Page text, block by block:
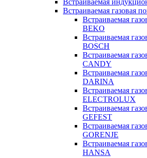
Встраиваемая
Встраиваемая газовая
Встраиваемая
BEKO
Встраиваемая
BOSCH
Встраиваемая
CANDY
Встраиваемая
DARINA
Встраиваемая
ELECTROLUX
Встраиваемая
GEFEST
Встраиваемая
GORENJE
Встраиваемая
HANSA